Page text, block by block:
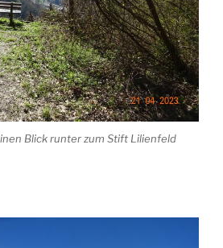
Blick runter zum Stift Lilienfeld